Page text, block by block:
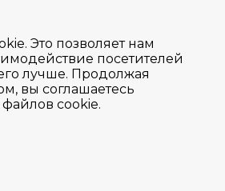
Это позволяет нам
посетителей
лучше. Продолжая
вы соглашаетесь
cookie.